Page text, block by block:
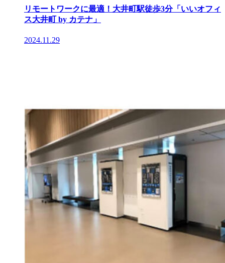
リモートワークに最適！大井町駅徒歩3分「いいオフィ
ス大井町 by カテナ」
2024.11.29